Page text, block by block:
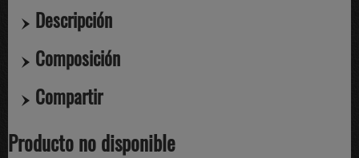
Descripción
Composición
Compartir
Producto no disponible